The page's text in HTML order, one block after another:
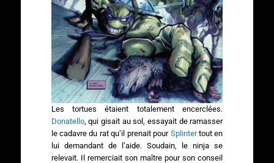
Les tortues étaient totalement encerclées.
Donatello, qui gisait au sol, essayait de ramasser
le cadavre du rat qu’il prenait pour Splintertout en
lui demandant de l’aide. Soudain, le ninja se
relevait. Il remerciait son maître pour son conseil